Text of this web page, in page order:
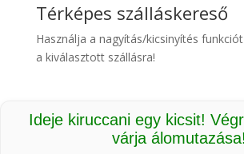
Térképes szálláskereső
Használja a nagyítás/kicsinyítés
a kiválasztott szállásra!
Ideje kiruccani egy kicsit!
várja álomutazása!